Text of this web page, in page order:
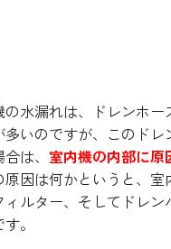
水漏れは、ドレンホー
多いのですが、このドレ
は、 室内機の内部に原
因は何かというと、室
ルター、そしてドレン
。